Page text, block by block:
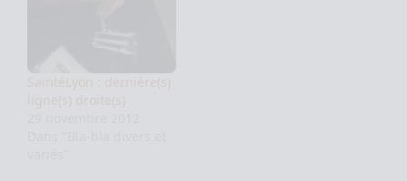
SaintéLyon : dernière(s)
ligne(s) droite(s)